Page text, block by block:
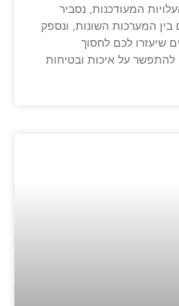
המעודכנות, נסביר
המערכות השונות, ונספק
שיעזרו לכם לחסוך
להתפשר על איכות ובטיחות